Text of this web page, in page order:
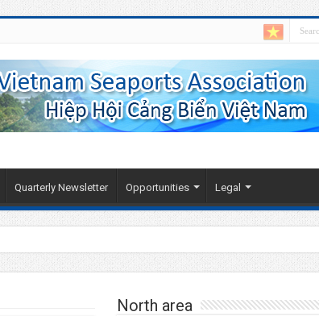
Quarterly Newsletter Opportunities Legal
North area